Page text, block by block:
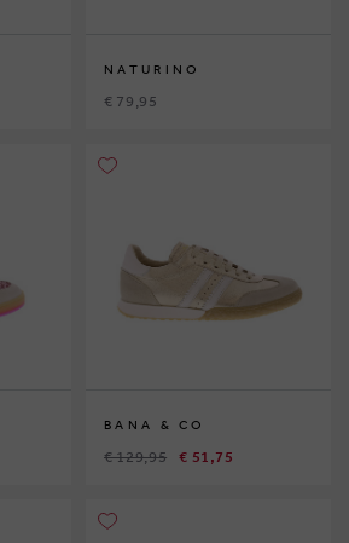
NATURINO
€ 79,95
BANA & CO
€ 129,95 € 51,75